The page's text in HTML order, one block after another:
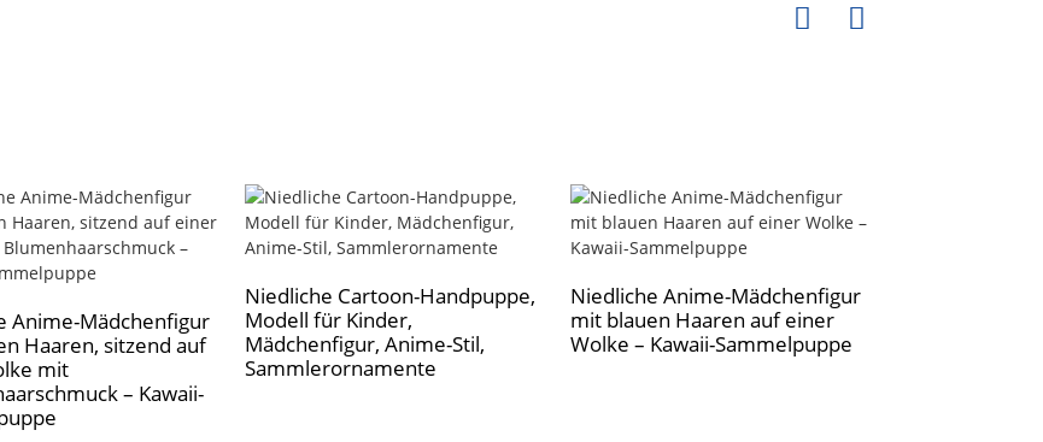
Anime-Mädchenfigur
Haaren, sitzend auf
mit
– Kawaii-
Niedliche Cartoon-Handpuppe,
Modell für Kinder,
Mädchenfigur, Anime-Stil,
Sammlerornamente
Niedliche Anime-Mädchenfigur
mit blauen Haaren auf einer
Wolke – Kawaii-Sammelpuppe